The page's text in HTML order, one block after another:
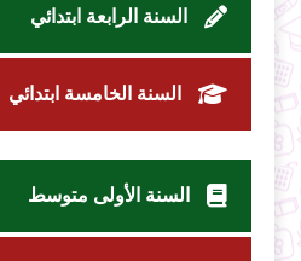
السنة الرابعة ابتدائي
السنة الخامسة ابتدائي
السنة الأولى متوسط